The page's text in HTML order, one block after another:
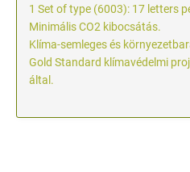
1 Set of type (6003): 17 letters
Minimális CO2 kibocsátás.
Klíma-semleges és
Gold Standard klímavédelmi
által.